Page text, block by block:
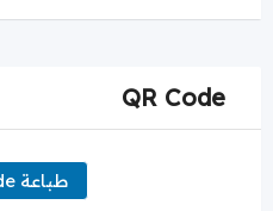
QR Code
طباعة QR Code